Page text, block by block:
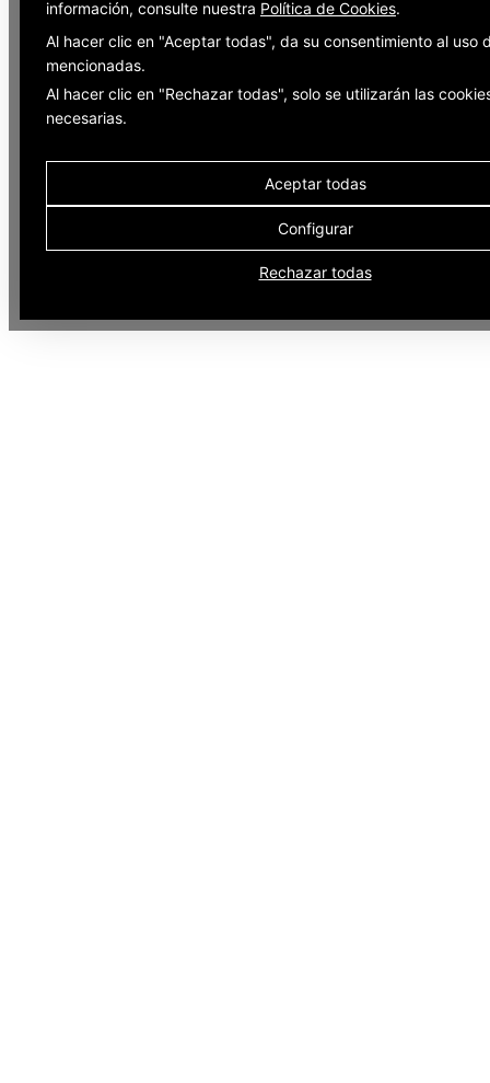
información, consulte nuestra Política de Cookies.
Al hacer clic en "Aceptar todas", da su consentimiento al uso
mencionadas.
Al hacer clic en "Rechazar todas", solo se utilizarán las
necesarias.
Aceptar todas
Configurar
Rechazar todas